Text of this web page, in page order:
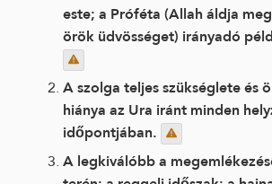
este; a Próféta (Allah áldja
örök üdvösséget) irányadó
A szolga teljes szükséglete és
hiánya az Ura iránt minden
időpontjában.
A legkiválóbb a